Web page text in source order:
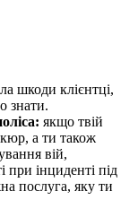
шкоди клієнтці,
знати.
якщо твій
а ти також
вій,
при інциденті під
послуга, яку ти